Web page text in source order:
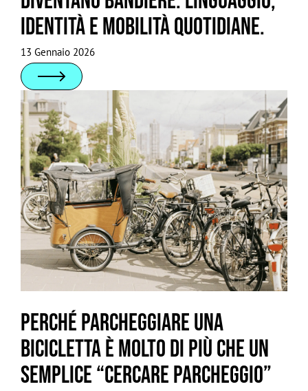
identità e mobilità quotidiane.
13 Gennaio 2026
Perché parcheggiare una
bicicletta è molto di più che un
semplice “cercare parcheggio”